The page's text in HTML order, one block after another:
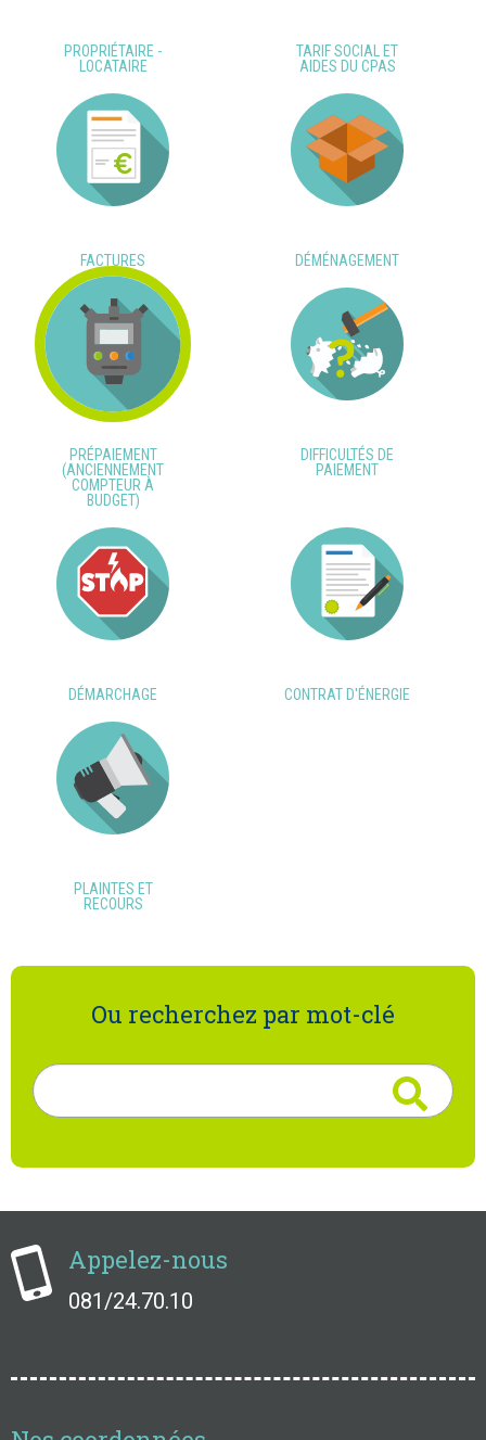
PROPRIÉTAIRE -
LOCATAIRE
TARIF SOCIAL ET
AIDES DU CPAS
FACTURES DÉMÉNAGEMENT
PRÉPAIEMENT
(ANCIENNEMENT
COMPTEUR À
BUDGET)
DIFFICULTÉS DE
PAIEMENT
DÉMARCHAGE CONTRAT D'ÉNERGIE
PLAINTES ET
RECOURS
Ou recherchez par mot-clé
Rechercher
Appelez-nous
081/24.70.10